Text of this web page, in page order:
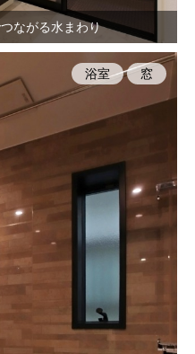
ながる水まわり
浴室 窓